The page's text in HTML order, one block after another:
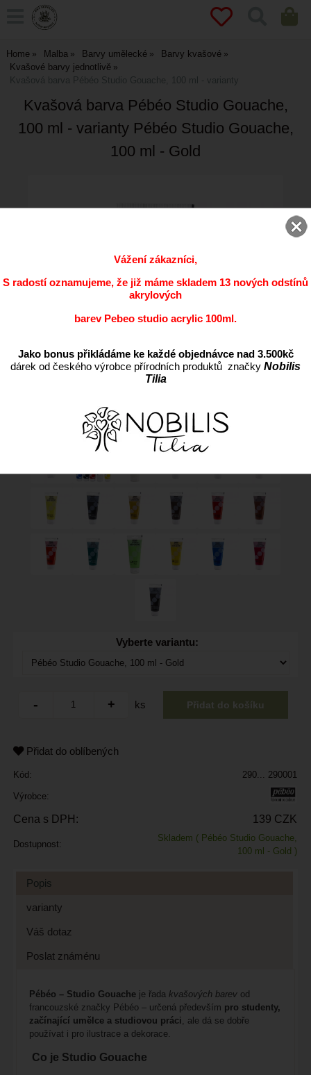
Home Malba Barvy umělecké
Barvy kvašové
Kvašové barvy jednotlivě
Kvašová barva Pébéo Studio Gouache, 100 ml - varianty
Kvašová barva Pébéo Studio Gouache,
100 ml - varianty Pébéo Studio Gouache,
100 ml - Gold
Vyberte variantu:
ks
Přidat do oblíbených
Kód: 290... 290001
Výrobce:
Cena s DPH: 139 CZK
Dostupnost:
Skladem ( Pébéo Studio Gouache,
100 ml - Gold )
Popis
varianty
Váš dotaz
Poslat známénu
Pébéo – Studio Gouacheje řada kvašových barevod
francouzské značky Pébéo – určená především pro studenty,
začínající umělce a studiovou práci , ale dá se dobře
používat i pro ilustrace a dekorace.
Co je Studio Gouache
Vážení zákazníci,
S radostí oznamujeme, že již máme skladem 13 nových odstínů
akrylových
barev Pebeo studio acrylic 100ml.
Jako bonus přikládáme ke každé objednávce nad 3.500kč
dárek od českého výrobce přírodních produktů značky Nobilis
Tilia